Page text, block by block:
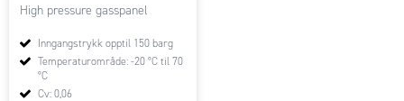
High pressure gasspanel
Inngangstrykk opptil 150 barg
Temperaturområde: -20 °C til 70
°C
Cv: 0,06